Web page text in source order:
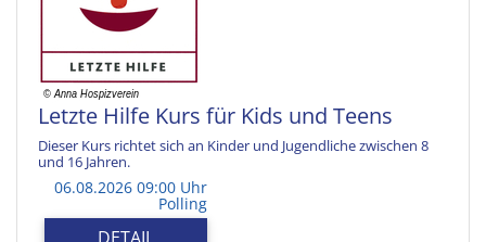
Letzte Hilfe Kurs für Kids und Teens
Dieser Kurs richtet sich an Kinder und Jugendliche zwischen 8
und 16 Jahren.
06.08.2026 09:00 Uhr
Polling
DETAIL